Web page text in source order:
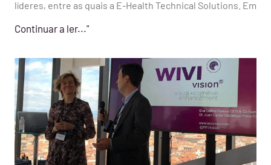
líderes, entre as quais a E-Health Technical Solutions. Em
Continuar a ler..."